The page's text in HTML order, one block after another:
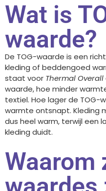
Wat is
waarde?
De TOG-waarde is een
kleding of beddengoed
staat voor Thermal Overall
waarde, hoe minder
textiel. Hoe lager de TOG-
warmte ontsnapt. Kleding
dus heel warm, terwijl een
kleding duidt.
Waarom